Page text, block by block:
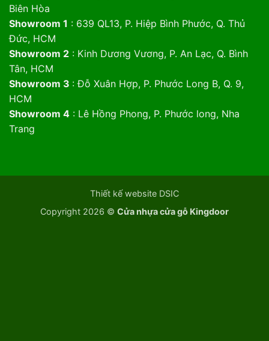
Biên Hòa
Showroom 1 : 639 QL13, P. Hiệp Bình Phước, Q. Thủ
Đức, HCM
Showroom 2: Kinh Dương Vương, P. An Lạc, Q. Bình
Tân, HCM
Showroom 3 : Đỗ Xuân Hợp, P. Phước Long B, Q. 9,
HCM
Showroom 4: Lê Hồng Phong, P. Phước long, Nha
Trang
Thiết kế website DSIC
Copyright 2026 © Cửa nhựa cửa gỗ Kingdoor